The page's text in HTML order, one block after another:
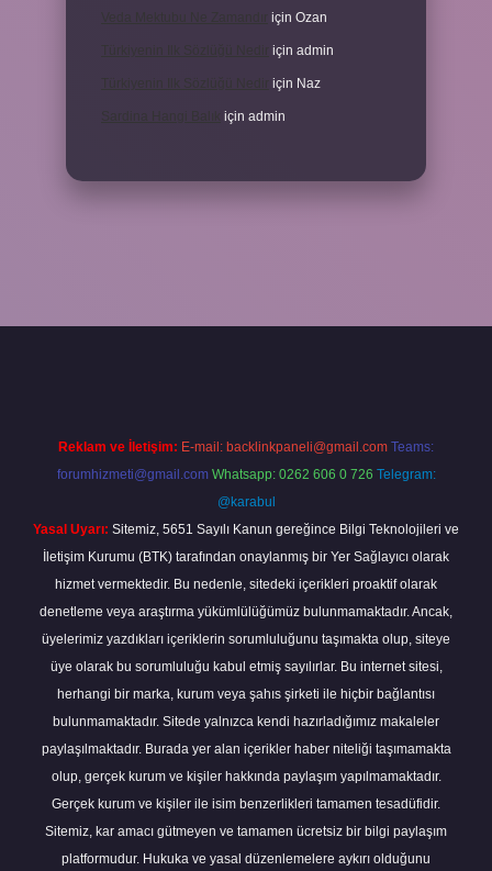
için Ozan
için admin
Türkiyenin Ilk Sözlüğü Nedir için Naz
için admin
Reklam ve İletişim: E-mail: backlinkpaneli@gmail.com Teams:
forumhizmeti@gmail.com Whatsapp: 0262 606 0 726 Telegram:
@karabul
Yasal Uyarı: Sitemiz, 5651 Sayılı Kanun gereğince Bilgi Teknolojileri ve
İletişim Kurumu (BTK) tarafından onaylanmış bir Yer Sağlayıcı olarak
hizmet vermektedir. Bu nedenle, sitedeki içerikleri proaktif olarak
denetleme veya araştırma yükümlülüğümüz bulunmamaktadır. Ancak,
üyelerimiz yazdıkları içeriklerin sorumluluğunu taşımakta olup, siteye
üye olarak bu sorumluluğu kabul etmiş sayılırlar. Bu internet sitesi,
herhangi bir marka, kurum veya şahıs şirketi ile hiçbir bağlantısı
bulunmamaktadır. Sitede yalnızca kendi hazırladığımız makaleler
paylaşılmaktadır. Burada yer alan içerikler haber niteliği taşımamakta
olup, gerçek kurum ve kişiler hakkında paylaşım yapılmamaktadır.
Gerçek kurum ve kişiler ile isim benzerlikleri tamamen tesadüfidir.
Sitemiz, kar amacı gütmeyen ve tamamen ücretsiz bir bilgi paylaşım
platformudur. Hukuka ve yasal düzenlemelere aykırı olduğunu